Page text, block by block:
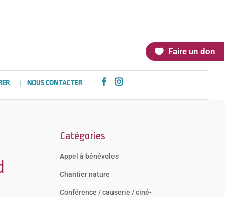
Faire un don
NOUS CONTACTER  
Catégories
Appel à bénévoles
Chantier nature
Conférence / causerie / ciné-